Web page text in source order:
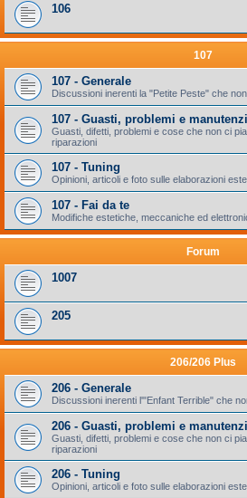
106
107
107 - Generale
Discussioni inerenti la "Petite Peste" che
107 - Guasti, problemi e
Guasti, difetti, problemi e cose che non ci
riparazioni
107 - Tuning
Opinioni, articoli e foto sulle elaborazioni
107 - Fai da te
Modifiche estetiche, meccaniche ed
Forum
1007
205
206/206 Plus
206 - Generale
Discussioni inerenti l'"Enfant Terrible" che
206 - Guasti, problemi e
Guasti, difetti, problemi e cose che non ci
riparazioni
206 - Tuning
Opinioni, articoli e foto sulle elaborazioni